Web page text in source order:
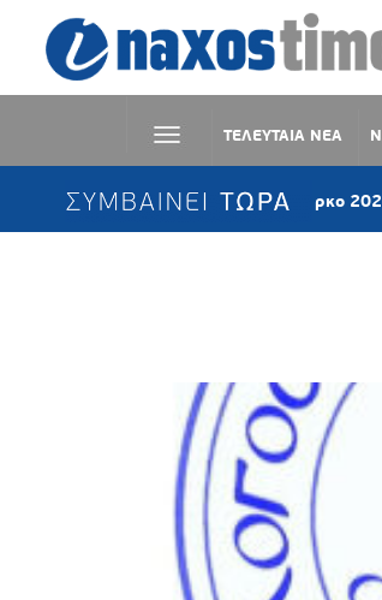
ΤΕΛΕΥΤΑΙΑ ΝΕΑ
ΣΥΜΒΑΙΝΕΙ ΤΩΡΑ
Φεστιβάλ στο Πάρκο 2026: Πάνος